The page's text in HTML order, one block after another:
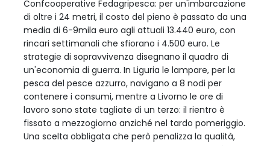
Confcooperative Fedagripesca: per un'imbarcazione
di oltre i 24 metri, il costo del pieno è passato da una
media di 6-9mila euro agli attuali 13.440 euro, con
rincari settimanali che sfiorano i 4.500 euro. Le
strategie di sopravvivenza disegnano il quadro di
un'economia di guerra. In Liguria le lampare, per la
pesca del pesce azzurro, navigano a 8 nodi per
contenere i consumi, mentre a Livorno le ore di
lavoro sono state tagliate di un terzo: il rientro è
fissato a mezzogiorno anziché nel tardo pomeriggio.
Una scelta obbligata che però penalizza la qualità,